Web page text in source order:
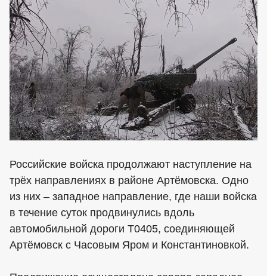
Российские войска продолжают наступление на
трёх направлениях в районе Артёмовска. Одно
из них – западное направление, где наши войска
в течение суток продвинулись вдоль
автомобильной дороги T0405, соединяющей
Артёмовск с Часовым Яром и Константиновкой.